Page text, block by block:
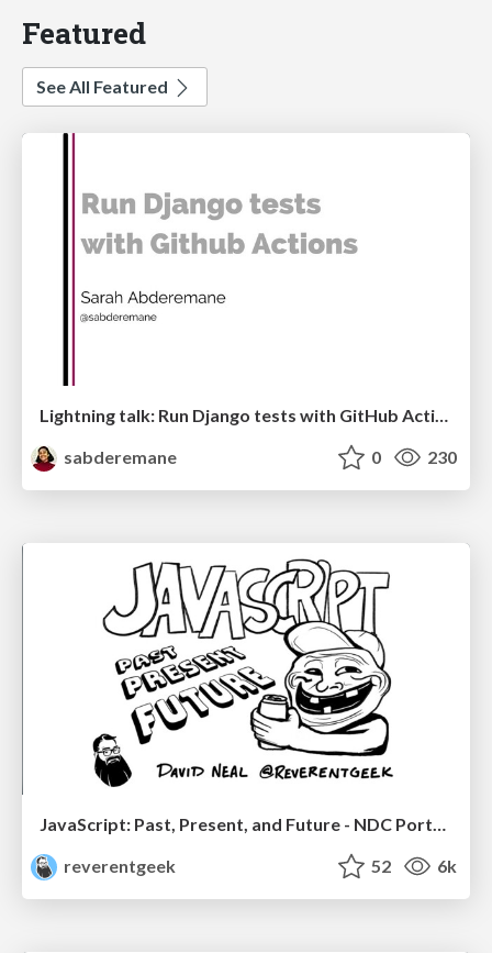
Featured
See All Featured
sabderemane
0 230
JavaScript: Past, Present, and Future - NDC Porto 2020
reverentgeek
52 6k